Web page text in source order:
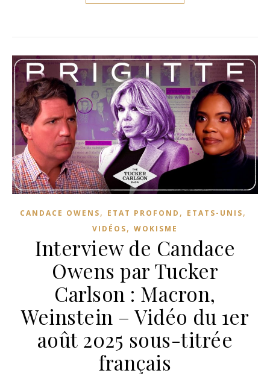
CANDACE OWENS, ETAT PROFOND , ETATS-UNIS,
VIDÉOS, WOKISME
Interview de Candace
Owens par Tucker
Carlson : Macron,
Weinstein – Vidéo du 1er
août 2025 sous-titrée
français